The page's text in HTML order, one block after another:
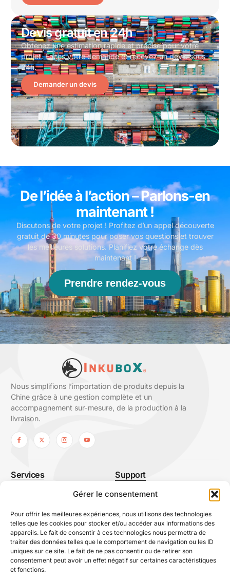
Gérer le consentement
Pour offrir les meilleures expériences, nous utilisons des technologies
telles que les cookies pour stocker et/ou accéder aux informations des
appareils. Le fait de consentir à ces technologies nous permettra de
traiter des données telles que le comportement de navigation ou les ID
uniques sur ce site. Le fait de ne pas consentir ou de retirer son
consentement peut avoir un effet négatif sur certaines caractéristiques
et fonctions.
Devis gratuit en 24h
Obtenez une estimation rapide et précise pour votre
projet. Faites votre demande et recevez un devis sous
24h.
Demander un devis
De l’idée à l’action – Parlons-en
maintenant !
Discutons de votre projet ! Profitez d’un appel découverte
gratuit de 30 minutes pour poser vos questions et trouver
les meilleures solutions. Planifiez votre échange dès
maintenant !
Prendre rendez-vous
Nous simplifions l’importation de produits depuis la
Chine grâce à une gestion complète et un
accompagnement sur-mesure, de la production à la
livraison.
Services
Logistique
Développement produits
Support
Avis Inkubox
Le Podcast Inkubox
Ressources